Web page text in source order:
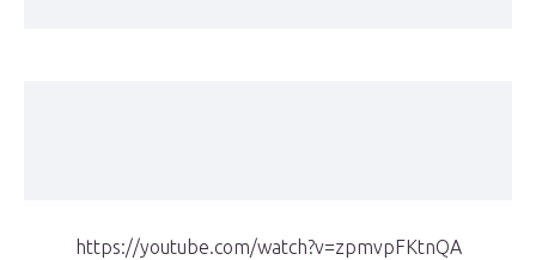
https://youtube.com/watch?v=zpmvpFKtnQA